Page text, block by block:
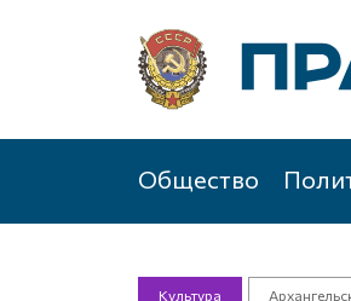
Общество
Культура